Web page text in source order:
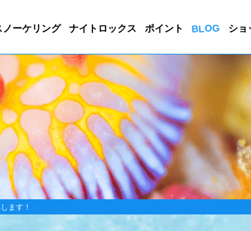
ノーケリング ナイトロックス ポイント BLOG ショ
ます！